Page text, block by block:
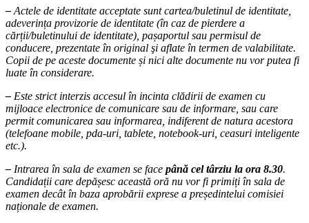
– Actele de identitate acceptate suntcartea/buletinul de identitate,
adeverința provizorie de identitate (în caz de pierdere a
cărții/buletinului de identitate), pașaportul sau permisul de
conducere, prezentate în original şi aflate în termen de valabilitate.
Copii de pe aceste documente și nici alte documente nu vor putea fi
luate în considerare.
– Este strict interzis accesul în incinta clădirii de examen cu
mijloace electronice de comunicare sau de informare, sau care
permit comunicarea sau informarea, indiferent de natura acestora
(telefoane mobile, pda-uri, tablete, notebook-uri, ceasuri inteligente
etc.).
– Intrarea în sala de examen se face până cel târziu la ora 8.30.
Candidații care depășesc această oră nu vor fi primiți în sala de
examen decât în baza aprobării exprese a președintelui comisiei
naționale de examen.